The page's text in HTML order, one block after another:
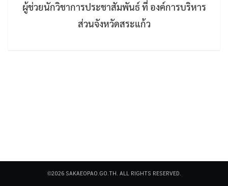
ผู้ช่วยนักวิชาการประชาสัมพันธ์ ที่ องค์การบริหาร
ส่วนจังหวัดสระแก้ว
©2026 SAKAEOPAO.GO.TH. ALL RIGHTS RESERVED.